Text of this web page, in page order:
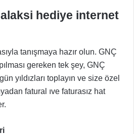
hediye internet
tanışmaya hazır olun. GNÇ
gereken tek şey, GNÇ
yıldızları toplayın ve size özel
fatural ıve faturasız hat